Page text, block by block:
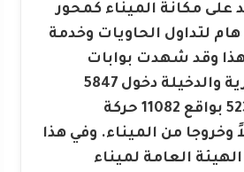
على مكانة الميناء كمحور
لتداول الحاويات وخدمة
هذا وقد شهدت بوابات
مينائي الأسكندرية والدخيلة دخول 5847
شاحنة وخروج 5235 بواقع 11082 حركة
وخروجا من الميناء. وفي هذا
العامة لميناء